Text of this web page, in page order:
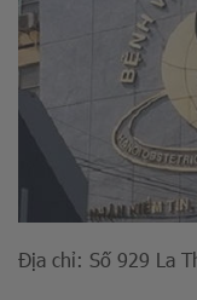
Địa chỉ: Số 929 La